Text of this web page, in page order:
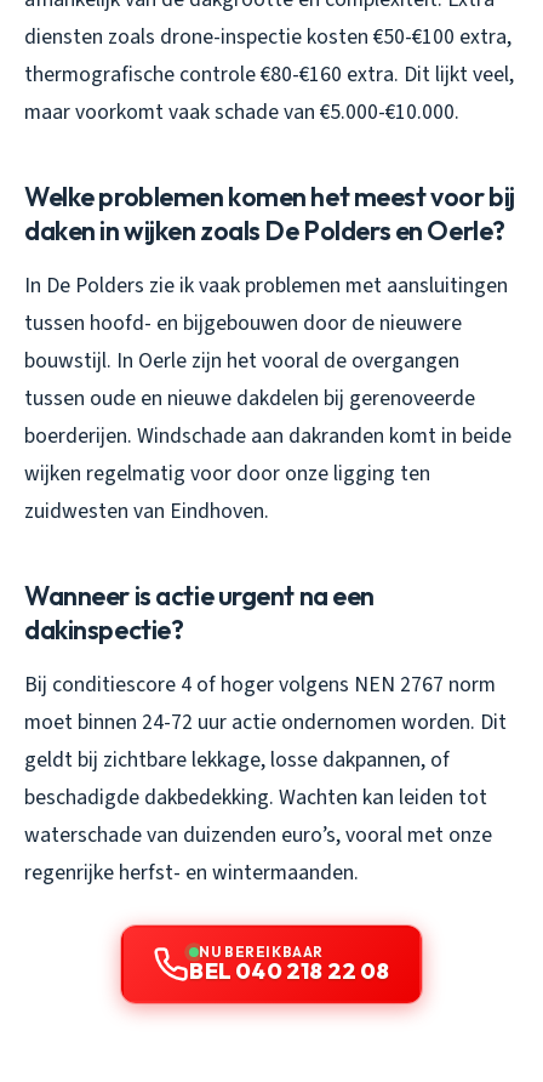
diensten zoals drone-inspectie kosten €50-€100 extra,
thermografische controle €80-€160 extra. Dit lijkt veel,
maar voorkomt vaak schade van €5.000-€10.000.
Welke problemen komen het meest voor bij
daken in wijken zoals De Polders en Oerle?
In De Polders zie ik vaak problemen met aansluitingen
tussen hoofd- en bijgebouwen door de nieuwere
bouwstijl. In Oerle zijn het vooral de overgangen
tussen oude en nieuwe dakdelen bij gerenoveerde
boerderijen. Windschade aan dakranden komt in beide
wijken regelmatig voor door onze ligging ten
zuidwesten van Eindhoven.
Wanneer is actie urgent na een
dakinspectie?
Bij conditiescore 4 of hoger volgens NEN 2767 norm
moet binnen 24-72 uur actie ondernomen worden. Dit
geldt bij zichtbare lekkage, losse dakpannen, of
beschadigde dakbedekking. Wachten kan leiden tot
waterschade van duizenden euro’s, vooral met onze
regenrijke herfst- en wintermaanden.
NU BEREIKBAAR
BEL 040 218 22 08